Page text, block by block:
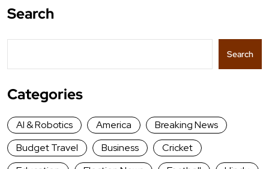
Search
Search
Categories
AI & Robotics America
Breaking News
Budget Travel
Business
Cricket